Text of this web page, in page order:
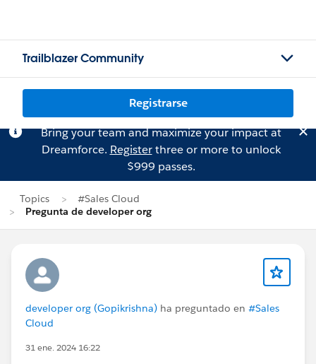
Trailblazer Community
Registrarse
Bring your team and maximize your impact at
Dreamforce. Registerthree or more to unlock
$999 passes.
Topics
#Sales Cloud
Pregunta de developer org
developer org (Gopikrishna) ha preguntado en #Sales
Cloud
31 ene. 2024 16:22